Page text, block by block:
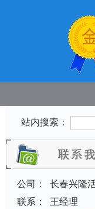
站内搜索：
公司：
长春兴隆
联系：
王经理